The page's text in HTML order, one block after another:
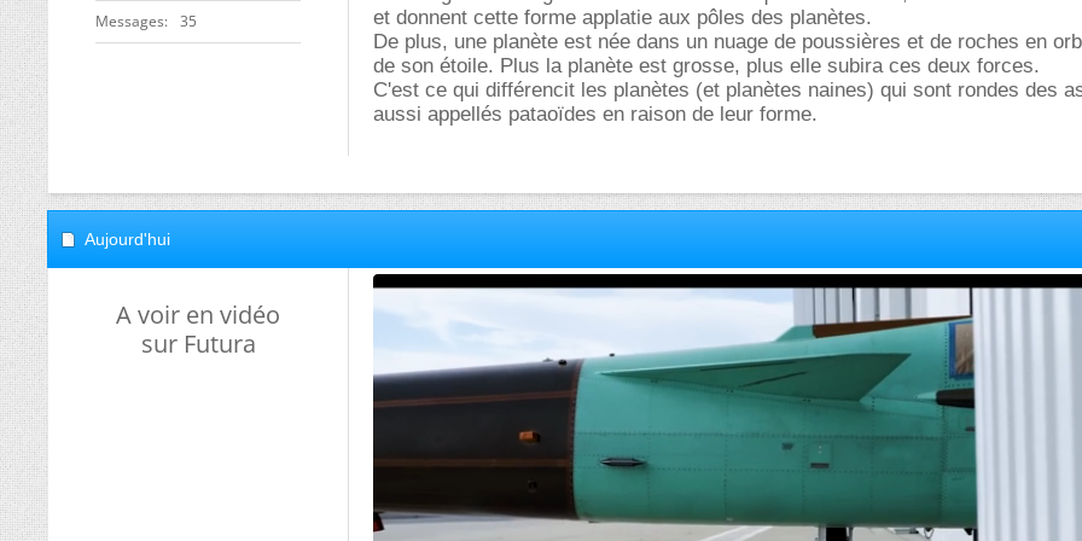
Messages 35
et donnent cette forme applatie aux pôles des planètes.
De plus, une planète est née dans un nuage de poussières et de roches en
de son étoile. Plus la planète est grosse, plus elle subira ces deux forces.
C'est ce qui différencit les planètes (et planètes naines) qui sont rondes des
aussi appellés pataoïdes en raison de leur forme.
Aujourd'hui
A voir en vidéo
sur Futura